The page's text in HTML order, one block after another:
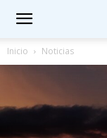
Inicio Noticias